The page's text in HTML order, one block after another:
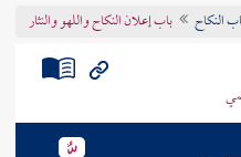
النكاح باب إعلان النكاح واللهو والنثار